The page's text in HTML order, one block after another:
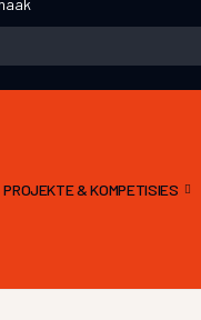
PROJEKTE & KOMPETISIES